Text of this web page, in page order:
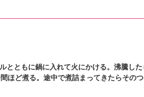
とともに鍋に入れて火にかける。沸騰し
ほど煮る。途中で煮詰まってきたらその